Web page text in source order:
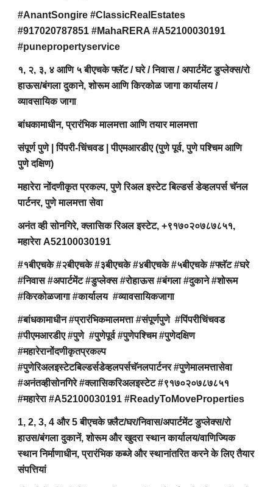
#AnantSongire #ClassicRealEstates
#917020787851 #MahaRERA #A52100030191
#punepropertyservice
१, २, ३, ४ आणि ५ बीएचके फ्लॅट / घरे / निवास / अपार्टमेंट डुप्लेक्स/रो
हाऊस/बंगला दुकाने, शोरूम आणि किरकोळ जागा कार्यालय /
व्यावसायिक जागा
बांधकामाधीन, प्रारंभिक मालमत्ता आणि तयार मालमत्ता
संपूर्ण पुणे | पिंपरी-चिंचवड | पीएमआरडीए (पुणे पूर्व, पुणे पश्चिम आणि
पुणे दक्षिण)
महारेरा नोंदणीकृत प्रकल्प, पुणे रिअल इस्टेट बिल्डर्स डेव्हलपर्स चॅनल
पार्टनर, पुणे मालमत्ता सेवा
अनंत व्ही सोनगिरे, क्लासिक रिअल इस्टेट, +९१७०२०७८७८५१,
महारेरा A52100030191
#१बीएचके #२बीएचके #३बीएचके #४बीएचके #५बीएचके #फ्लॅट #घरे
#निवास #अपार्टमेंट #डुप्लेक्स #रोहाऊस #बंगला #दुकाने #शोरूम
#किरकोळजागा #कार्यालय #व्यावसायिकजागा
#बांधकामाधीन #प्रारंभिकमालमत्ता #संपूर्णपुणे #पिंपरीचिंचवड
#पीएमआरडीए #पुणे #पुणेपूर्व #पुणेपश्चिम #पुणेदक्षिण
#महारेरानोंदणीकृतप्रकल्प
#पुणेरिअलइस्टेटबिल्डर्सडेव्हलपर्सचॅनलपार्टनर #पुणेमालमत्तासेवा
#अनंतव्हीसोनगिरे #क्लासिकरिअलइस्टेट #९१७०२०७८७८५१
#महारेरा #A52100030191 #ReadyToMoveProperties
1, 2, 3, 4 और 5 बीएचके फ़्लैट/घर/निवास/अपार्टमेंट डुप्लेक्स/रो
हाउस/बंगला दुकानें, शोरूम और खुदरा स्थान कार्यालय/वाणिज्यिक
स्थान निर्माणाधीन, प्रारंभिक कब्जे और स्थानांतरित करने के लिए तैयार
संपत्तियां